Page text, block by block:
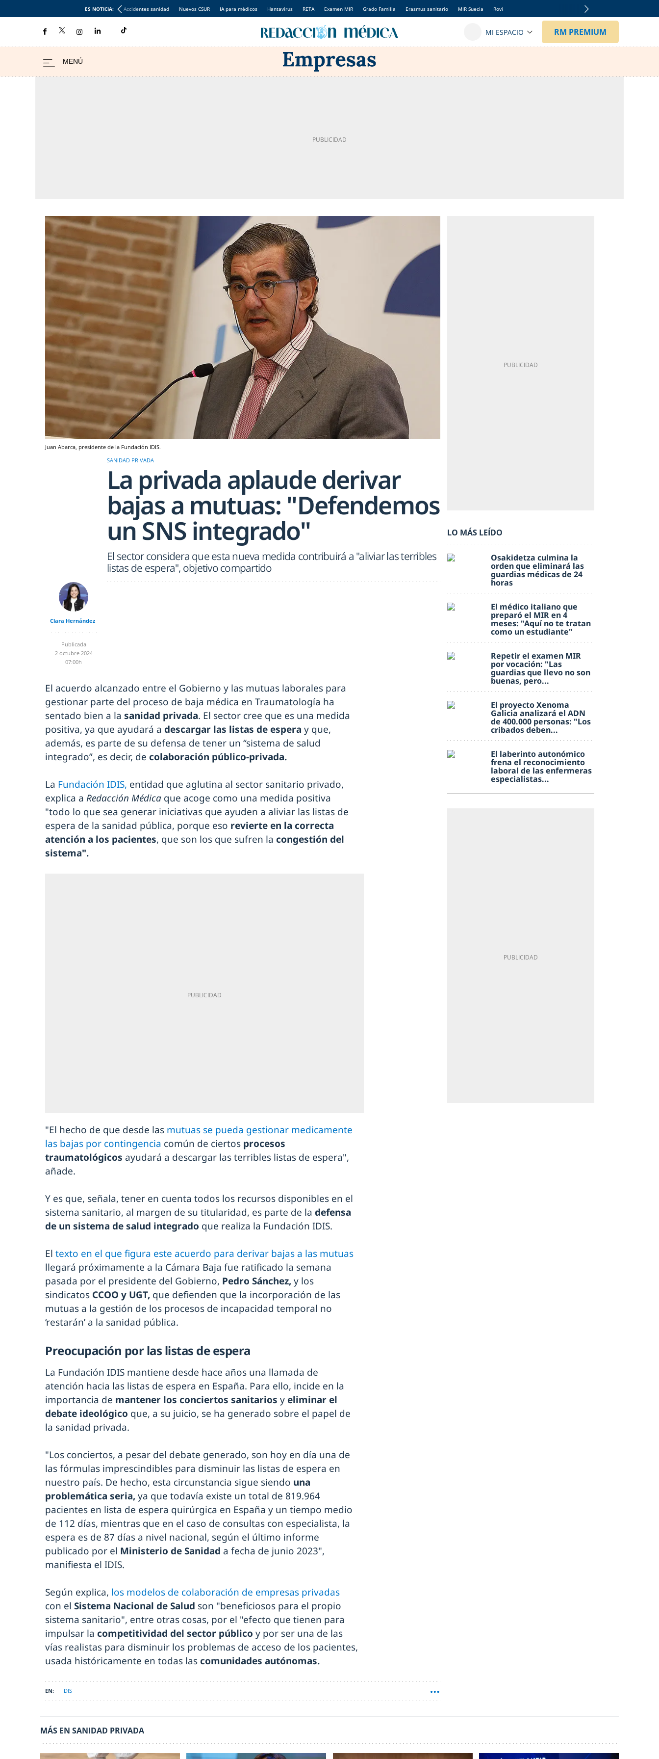
ES NOTICIA: Accidentes sanidad Nuevos CSUR IA para médicos Hantavirus RETA Examen MIR Grado Familia Erasmus sanitario MIR Suecia Rovi
Juan Abarca, presidente de la Fundación IDIS.
SANIDAD PRIVADA
La privada aplaude derivar
bajas a mutuas: "Defendemos
un SNS integrado"
El sector considera que esta nueva medida contribuirá a "aliviar las terribles
listas de espera", objetivo compartido
Clara Hernández
Publicada
2 octubre 2024
07:00h
El acuerdo alcanzado entre el Gobierno y las mutuas laborales para
gestionar parte del proceso de baja médica en Traumatología ha
sentado bien a la sanidad privada. El sector cree que es una medida
positiva, ya que ayudará a descargar las listas de espera y que,
además, es parte de su defensa de tener un “sistema de salud
integrado”, es decir, de colaboración público-privada.
La Fundación IDIS, entidad que aglutina al sector sanitario privado,
explica a Redacción Médica que acoge como una medida positiva
"todo lo que sea generar iniciativas que ayuden a aliviar las listas de
espera de la sanidad pública, porque eso revierte en la correcta
atención a los pacientes, que son los que sufren la congestión del
sistema".
"El hecho de que desde las mutuas se pueda gestionar medicamente
las bajas por contingencia común de ciertos procesos
traumatológicos ayudará a descargar las terribles listas de espera",
añade.
Y es que, señala, tener en cuenta todos los recursos disponibles en el
sistema sanitario, al margen de su titularidad, es parte de la defensa
de un sistema de salud integrado que realiza la Fundación IDIS.
El texto en el que figura este acuerdo para derivar bajas a las mutuas
llegará próximamente a la Cámara Baja fue ratificado la semana
pasada por el presidente del Gobierno, Pedro Sánchez, y los
sindicatos CCOO y UGT, que defienden que la incorporación de las
mutuas a la gestión de los procesos de incapacidad temporal no
‘restarán’ a la sanidad pública.
Preocupación por las listas de espera
La Fundación IDIS mantiene desde hace años una llamada de
atención hacia las listas de espera en España. Para ello, incide en la
importancia de mantener los conciertos sanitarios y eliminar el
debate ideológico que, a su juicio, se ha generado sobre el papel de
la sanidad privada.
"Los conciertos, a pesar del debate generado, son hoy en día una de
las fórmulas imprescindibles para disminuir las listas de espera en
nuestro país. De hecho, esta circunstancia sigue siendo una
problemática seria, ya que todavía existe un total de 819.964
pacientes en lista de espera quirúrgica en España y un tiempo medio
de 112 días, mientras que en el caso de consultas con especialista, la
espera es de 87 días a nivel nacional, según el último informe
publicado por el Ministerio de Sanidad a fecha de junio 2023",
manifiesta el IDIS.
Según explica, los modelos de colaboración de empresas privadas
con el Sistema Nacional de Salud son "beneficiosos para el propio
sistema sanitario", entre otras cosas, por el "efecto que tienen para
impulsar la competitividad del sector público y por ser una de las
vías realistas para disminuir los problemas de acceso de los pacientes,
usada históricamente en todas las comunidades autónomas.
IDIS
LO MÁS LEÍDO
Osakidetza culmina la
orden que eliminará las
guardias médicas de 24
horas
El médico italiano que
preparó el MIR en 4
meses: "Aquí no te tratan
como un estudiante"
Repetir el examen MIR
por vocación: "Las
guardias que llevo no son
buenas, pero...
El proyecto Xenoma
Galicia analizará el ADN
de 400.000 personas: "Los
cribados deben...
El laberinto autonómico
frena el reconocimiento
laboral de las enfermeras
especialistas...
MÁS EN SANIDAD PRIVADA